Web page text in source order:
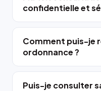
confidentielle et
Comment puis-je
ordonnance ?
Puis-je consulter